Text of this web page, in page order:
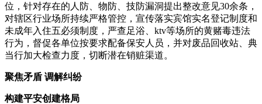
位，针对存在的人防、物防、技防漏洞提出整改意见30余条，
对辖区行业场所持续严格管控，宣传落实宾馆实名登记制度和
未成年入住五必须制度，严查足浴、ktv等场所的黄赌毒违法
行为，督促各单位按要求配备保安人员，并对废品回收站、典
当行加大检查力度，切断潜在销赃渠道。
聚焦矛盾 调解纠纷
构建平安创建格局